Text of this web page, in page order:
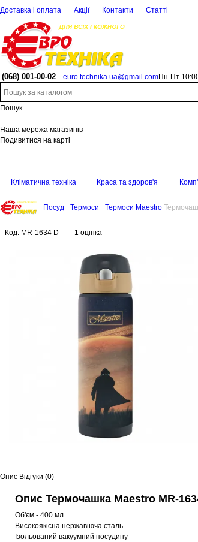
Доставка і оплата Акції Контакти Статті
(068) 001-00-02 euro.technika.ua@gmail.comПн-Пт
Пошук
Наша мережа магазинів
Подивитися на карті
Кліматична техніка Краса та здоров'я
Посуд Термоси Термоси Maestro
Код: MR-1634 D 1 оцінка
Опис Відгуки (0)
Опис Термочашка Maestro MR-
Об'єм - 400 мл
Високоякісна нержавіюча сталь
Ізольований вакуумний посудину